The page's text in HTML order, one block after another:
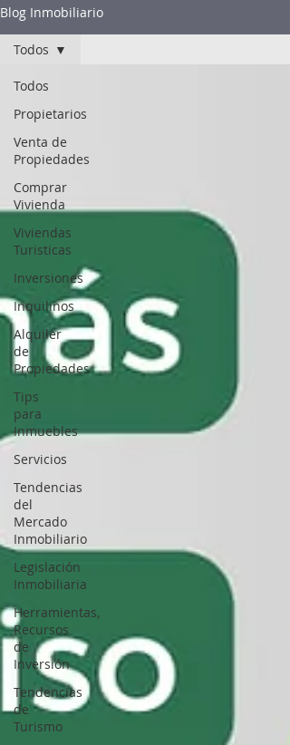
Blog Inmobiliario
Todos
Propietarios
Venta de
Propiedades
Comprar
Vivienda
Viviendas
Turisticas
Inversiones
Inquilinos
Alquiler
de
Propiedades
Tips
para
Inmuebles
Servicios
Tendencias
del
Mercado
Inmobiliario
Legislación
Inmobiliaria
Herramientas,
Recursos
de
Inversión
Tendencias
de
Turismo
Todos